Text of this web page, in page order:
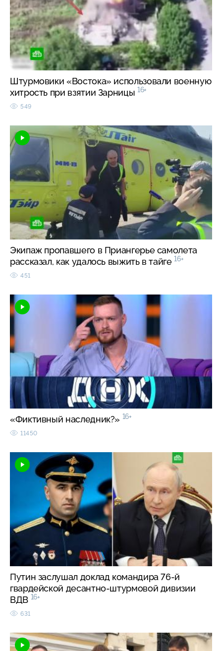
Штурмовики «Востока» использовали военную
хитрость при взятии Зарницы 16+
549
Экипаж пропавшего в Приангерье самолета
рассказал, как удалось выжить в тайге 16+
451
«Фиктивный наследник?» 16+
11450
Путин заслушал доклад командира 76-й
гвардейской десантно-штурмовой дивизии
ВДВ 16+
631